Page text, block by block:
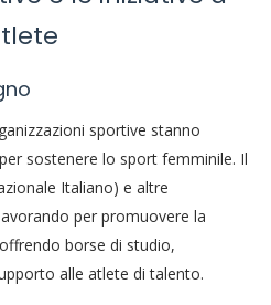
sportive stanno
sostenere lo sport femminile. Il
Italiano) e altre
per promuovere la
borse di studio,
alle atlete di talento.